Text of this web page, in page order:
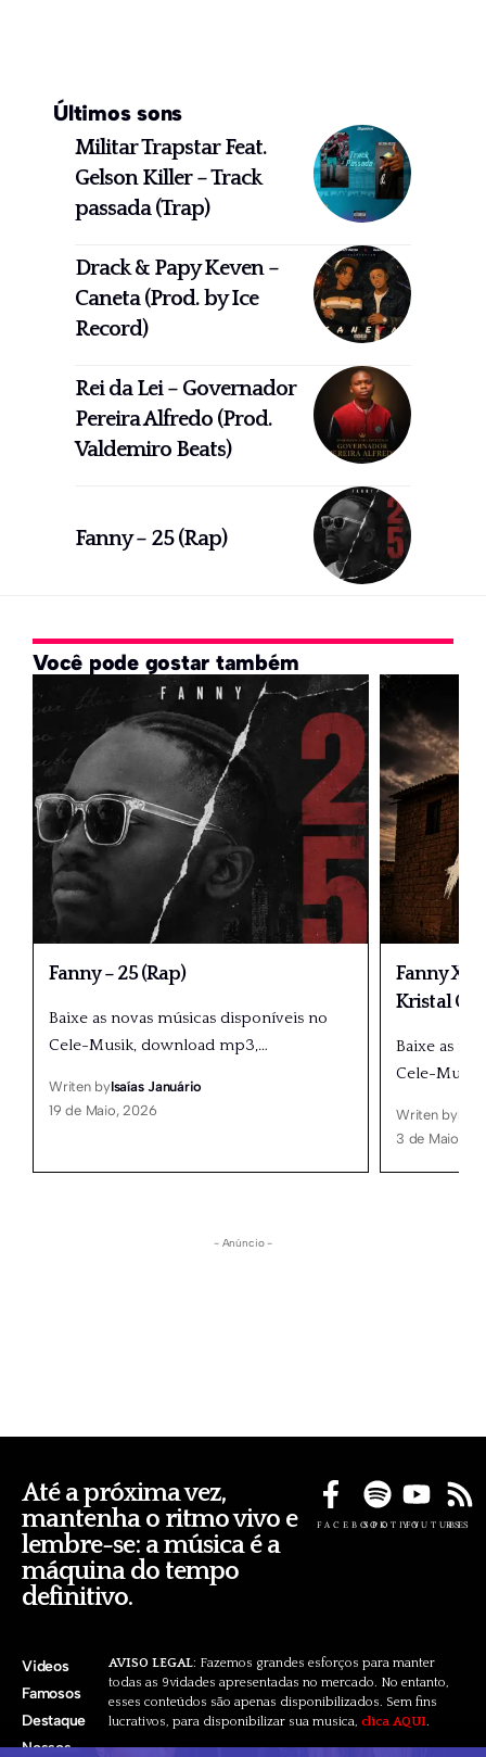
Últimos sons
Militar Trapstar Feat.
Gelson Killer – Track
passada (Trap)
Drack & Papy Keven –
Caneta (Prod. by Ice
Record)
Rei da Lei – Governador
Pereira Alfredo (Prod.
Valdemiro Beats)
Fanny – 25 (Rap)
Você pode gostar também
Fanny – 25 (Rap)
Baixe as novas músicas disponíveis no
Cele-Musik, download mp3,…
Writen byIsaías Januário
19 de Maio, 2026
Fanny X
Kristal
Baixe as
Cele-
Writen by
3 de Maio,
- Anúncio -
Até a próxima vez,
mantenha o ritmo vivo e
lembre-se: a música é a
máquina do tempo
definitivo.
FACEBOOKSPOTIFYYOUTUBE
RSS
Videos
Famosos
Destaque
Nossos
AVISO LEGAL: Fazemos grandes esforços para manter
todas as 9vidades apresentadas no mercado. No entanto,
esses conteúdos são apenas disponibilizados. Sem fins
lucrativos, para disponibilizar sua musica, clica AQUI.